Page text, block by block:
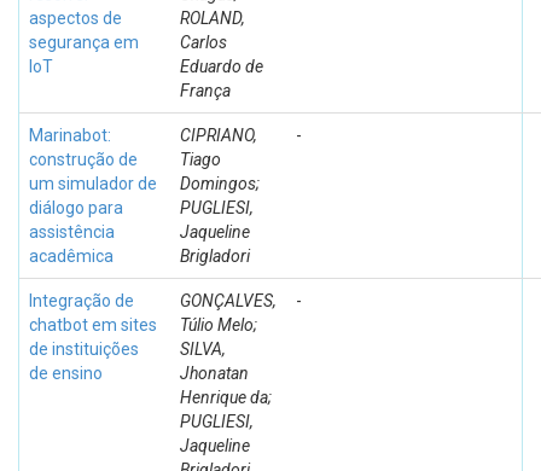
aspectos de
segurança em
IoT
ROLAND,
Carlos
Eduardo de
França
Marinabot:
construção de
um simulador de
diálogo para
assistência
acadêmica
CIPRIANO,
Tiago
Domingos;
PUGLIESI,
Jaqueline
Brigladori
-
Integração de
chatbot em sites
de instituições
de ensino
GONÇALVES,
Túlio Melo;
SILVA,
Jhonatan
Henrique da;
PUGLIESI,
Jaqueline
-